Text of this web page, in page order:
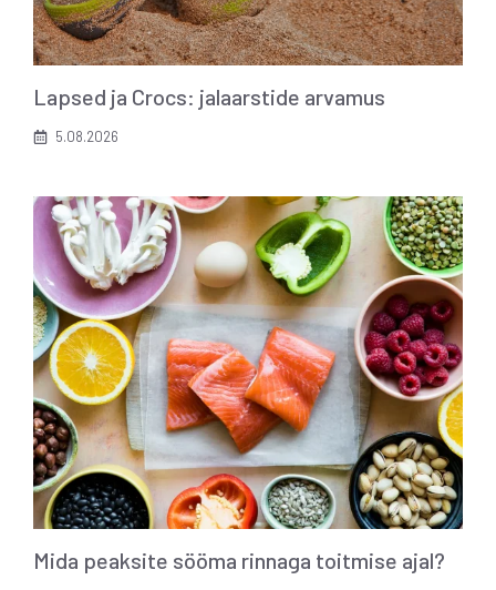
Lapsed ja Crocs: jalaarstide arvamus
5.08.2026
Mida peaksite sööma rinnaga toitmise ajal?